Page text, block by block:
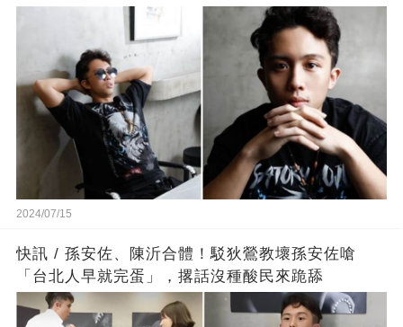
2024/07/15
快訊 / 孫安佐、陳沂合體！駁狄鶯教壞孫安佐嗆
「台北人早就完蛋」，撂話沒種酸民來跪舔